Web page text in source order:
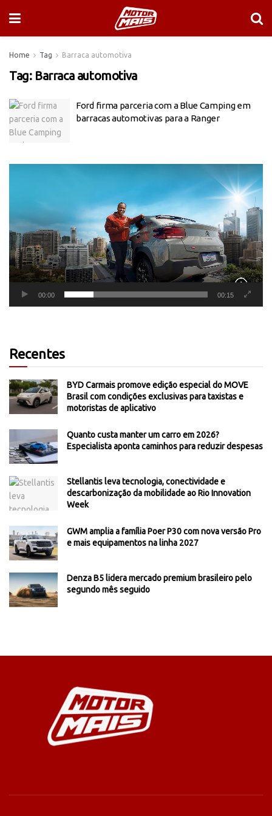
Home Tag Barraca automotiva
Tag: Barraca automotiva
Ford firma parceria com a Blue Camping em
barracas automotivas para a Ranger
00:00 00:15
Recentes
BYD Carmais promove edição especial do MOVE
Brasil com condições exclusivas para taxistas e
motoristas de aplicativo
Quanto custa manter um carro em 2026?
Especialista aponta caminhos para reduzir despesas
Stellantis leva tecnologia, conectividade e
descarbonização da mobilidade ao Rio Innovation
Week
GWM amplia a família Poer P30 com nova versão Pro
e mais equipamentos na linha 2027
Denza B5 lidera mercado premium brasileiro pelo
segundo mês seguido